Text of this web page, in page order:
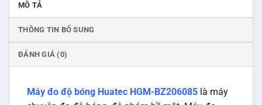
MÔ TẢ
THÔNG TIN BỔ SUNG
ĐÁNH GIÁ (0)
Máy đo độ bóng Huatec HGM-BZ206085 là máy